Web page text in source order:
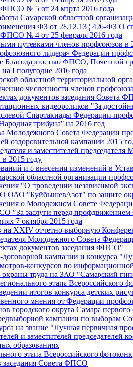
ФПСО № 5 от 24 марта 2016 года
Самарской областной
ФЗ от 28.12.13 ¦ 426-ФЗ О
ФПСО № 4 от 25 февраля 2016 года
путевками членов профсоюзов в
лидера» Федерации
Благодарностью ФПСО, Почетной
I полугодие 2016 года
областной территориальной
численности членов профсоюза
документов заседания Совета
видеороликов "За
Спартакиады Федерации
трибуна" на 2016 год
Молодежного Совета Федерации
оздоровительной кампании 2015
и заместителей
2015 году
и о внесении изменений в
областной организации
"О проведении независимой
ОАО "КуйбышевАзот" по защите
о Молодежном Совете
"За заслуги перед профдвижением
7 октября 2015 года
на XXIV отчетно-выборную
Молодежного Совета
документов заседания ФПСО"
договорной кампании и конкурса
конкурсов по
охраны труда на ЗАО "Самарский
этапа
итогов конкурса детских
мнения от Федерации
городского округа Самара первого
кампании по выборам
на звание "Лучшая первичная
и заместителей
образованиях
этапа Всероссийского
заседания Совета ФПСО